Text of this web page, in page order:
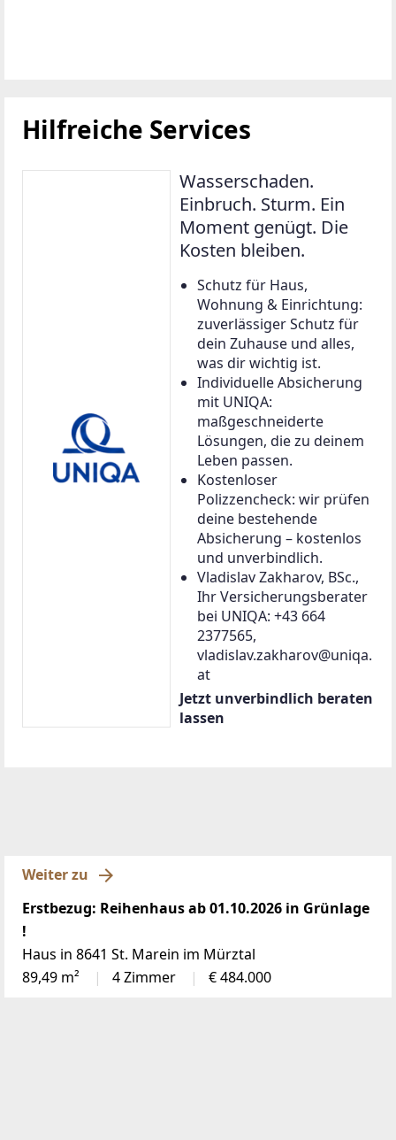
Hilfreiche Services
Wasserschaden.
Einbruch. Sturm. Ein
Moment genügt. Die
Kosten bleiben.
Schutz für Haus,
Wohnung & Einrichtung:
zuverlässiger Schutz für
dein Zuhause und alles,
was dir wichtig ist.
Individuelle Absicherung
mit UNIQA:
maßgeschneiderte
Lösungen, die zu deinem
Leben passen.
Kostenloser
Polizzencheck: wir prüfen
deine bestehende
Absicherung – kostenlos
und unverbindlich.
Vladislav Zakharov, BSc.,
Ihr Versicherungsberater
bei UNIQA: +43 664
2377565,
vladislav.zakharov@uniqa.
at
Jetzt unverbindlich beraten
lassen
Weiter zu
Erstbezug: Reihenhaus ab 01.10.2026 in Grünlage
!
Haus in 8641 St. Marein im Mürztal
89,49 m²
4 Zimmer € 484.000